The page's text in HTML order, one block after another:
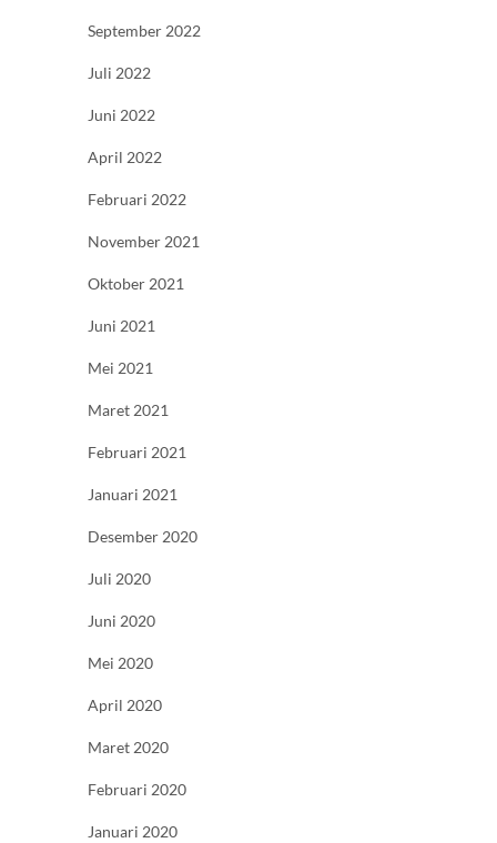
September 2022
Juli 2022
Juni 2022
April 2022
Februari 2022
November 2021
Oktober 2021
Juni 2021
Mei 2021
Maret 2021
Februari 2021
Januari 2021
Desember 2020
Juli 2020
Juni 2020
Mei 2020
April 2020
Maret 2020
Februari 2020
Januari 2020